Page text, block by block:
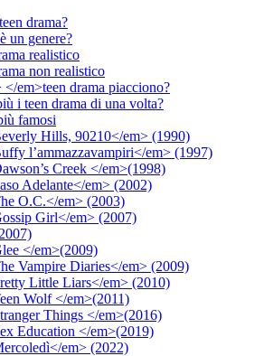
drama?
un genere?
realistico
non realistico
</em>teen drama piacciono?
i teen drama di una volta?
famosi
Hills, 90210</em> (1990)
l’ammazzavampiri</em> (1997)
Creek </em>(1998)
Adelante</em> (2002)
O.C.</em> (2003)
Girl</em> (2007)
</em>(2009)
Vampire Diaries</em> (2009)
Little Liars</em> (2010)
Wolf </em>(2011)
Things </em>(2016)
Education </em>(2019)
em> (2022)